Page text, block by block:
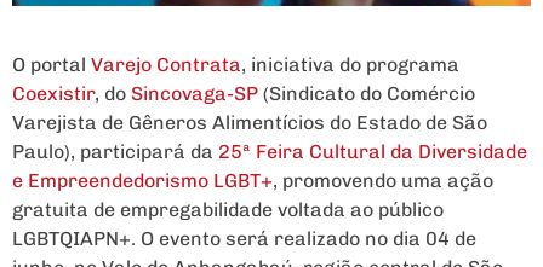
O portal Varejo Contrata, iniciativa do programa
Coexistir, do Sincovaga-SP (Sindicato do Comércio
Varejista de Gêneros Alimentícios do Estado de São
Paulo), participará da 25ª Feira Cultural da Diversidade
e Empreendedorismo LGBT+, promovendo uma ação
gratuita de empregabilidade voltada ao público
LGBTQIAPN+. O evento será realizado no dia 04 de